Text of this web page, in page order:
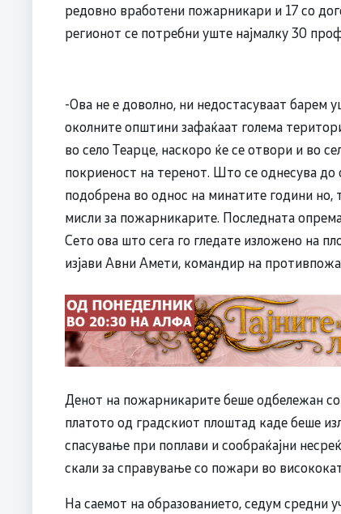
редовно вработени пожарникари и 17 со
регионот се потребни уште најмалку 30
-Ова не е доволно, ни недостасуваат
околните општини зафаќаат голема
во село Теарце, наскоро ќе се отвори и во
покриеност на теренот. Што се однесува до
подобрена во однос на минатите години
мисли за пожарникарите. Последната
Сето ова што сега го гледате изложено на
изјави Авни Амети, командир на
Денот на пожарникарите беше одбележан
платото од градскиот плоштад каде беше
спасување при поплави и сообраќајни
скали за справување со пожари во
На саемот на образованието, седум средни